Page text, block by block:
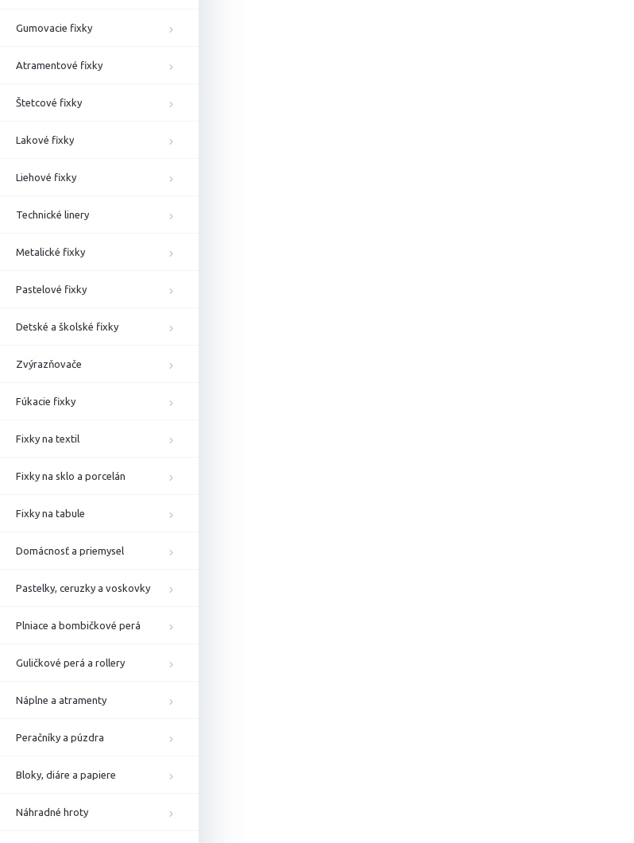
Gumovacie fixky
Atramentové fixky
Štetcové fixky
Lakové fixky
Liehové fixky
Technické linery
Metalické fixky
Pastelové fixky
Detské a školské fixky
Zvýrazňovače
Fúkacie fixky
Fixky na textil
Fixky na sklo a porcelán
Fixky na tabule
Domácnosť a priemysel
Pastelky, ceruzky a voskovky
Plniace a bombičkové perá
Guličkové perá a rollery
Náplne a atramenty
Peračníky a púzdra
Bloky, diáre a papiere
Náhradné hroty